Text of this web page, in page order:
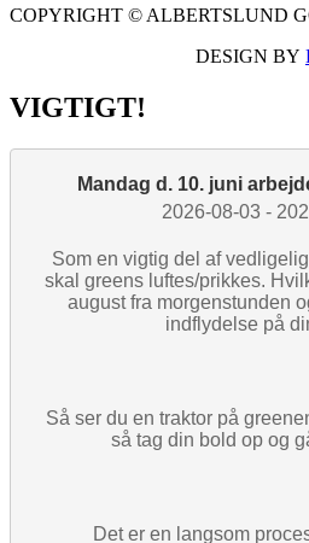
COPYRIGHT © ALBERTSLUND
DESIGN BY
VIGTIGT!
Mandag d. 10. juni
2026-08-03 -
Som en vigtig del af
skal greens luftes/prikkes.
august fra morgenstunden
indflydelse på
Så ser du en traktor på
så tag din bold op og
Det er en langsom